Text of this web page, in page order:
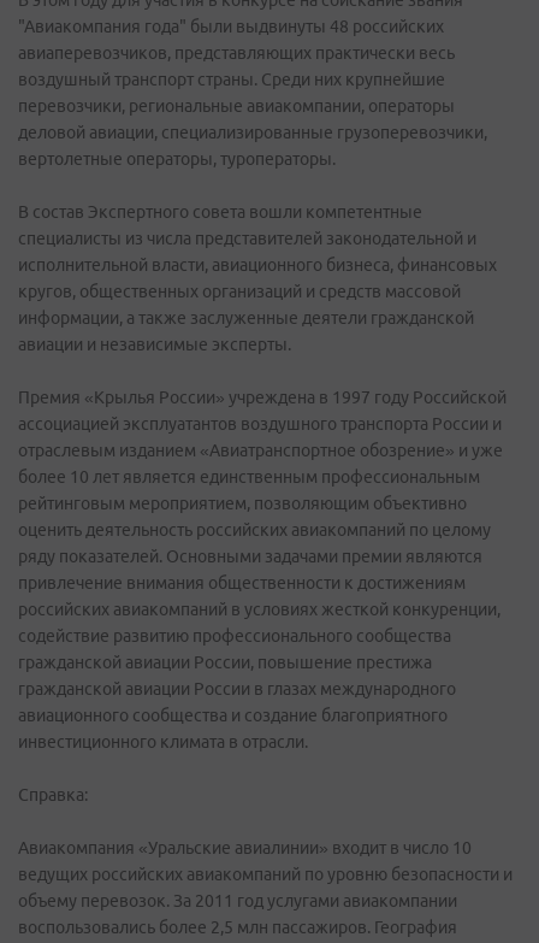
"Авиакомпания года" были выдвинуты 48 российских
авиаперевозчиков, представляющих практически весь
воздушный транспорт страны. Среди них крупнейшие
перевозчики, региональные авиакомпании, операторы
деловой авиации, специализированные грузоперевозчики,
вертолетные операторы, туроператоры.
В состав Экспертного совета вошли компетентные
специалисты из числа представителей законодательной и
исполнительной власти, авиационного бизнеса, финансовых
кругов, общественных организаций и средств массовой
информации, а также заслуженные деятели гражданской
авиации и независимые эксперты.
Премия «Крылья России» учреждена в 1997 году Российской
ассоциацией эксплуатантов воздушного транспорта России и
отраслевым изданием «Авиатранспортное обозрение» и уже
более 10 лет является единственным профессиональным
рейтинговым мероприятием, позволяющим объективно
оценить деятельность российских авиакомпаний по целому
ряду показателей. Основными задачами премии являются
привлечение внимания общественности к достижениям
российских авиакомпаний в условиях жесткой конкуренции,
содействие развитию профессионального сообщества
гражданской авиации России, повышение престижа
гражданской авиации России в глазах международного
авиационного сообщества и создание благоприятного
инвестиционного климата в отрасли.
Справка:
Авиакомпания «Уральские авиалинии» входит в число 10
ведущих российских авиакомпаний по уровню безопасности и
объему перевозок. За 2011 год услугами авиакомпании
воспользовались более 2,5 млн пассажиров. География